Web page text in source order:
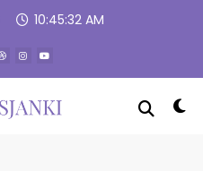
10:45:32 AM